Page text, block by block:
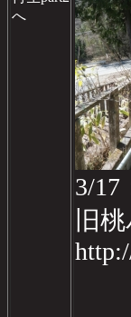
へ
3/17
旧